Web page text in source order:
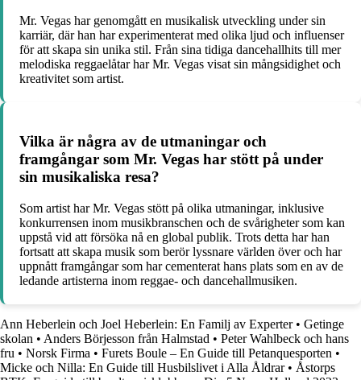
Mr. Vegas har genomgått en musikalisk utveckling under sin
karriär, där han har experimenterat med olika ljud och influenser
för att skapa sin unika stil. Från sina tidiga dancehallhits till mer
melodiska reggaelåtar har Mr. Vegas visat sin mångsidighet och
kreativitet som artist.
Vilka är några av de utmaningar och
framgångar som Mr. Vegas har stött på under
sin musikaliska resa?
Som artist har Mr. Vegas stött på olika utmaningar, inklusive
konkurrensen inom musikbranschen och de svårigheter som kan
uppstå vid att försöka nå en global publik. Trots detta har han
fortsatt att skapa musik som berör lyssnare världen över och har
uppnått framgångar som har cementerat hans plats som en av de
ledande artisterna inom reggae- och dancehallmusiken.
Ann Heberlein och Joel Heberlein: En Familj av Experter• Getinge
skolan • Anders Börjesson från Halmstad • Peter Wahlbeck och hans
fru • Norsk Firma • Furets Boule – En Guide till Petanquesporten •
Micke och Nilla: En Guide till Husbilslivet i Alla Åldrar• Åstorps